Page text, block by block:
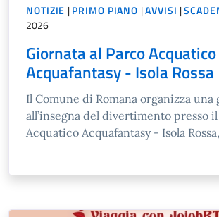
NOTIZIE |PRIMO PIANO |AVVISI |
2026
Giornata al Parco Acquatico
Acquafantasy - Isola Rossa
Il Comune di Romana organizza una
all’insegna del divertimento presso
Acquatico Acquafantasy - Isola